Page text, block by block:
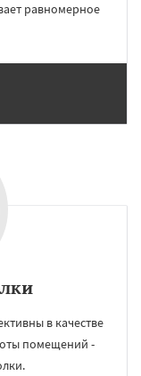
равномерное
в качестве
помещений -